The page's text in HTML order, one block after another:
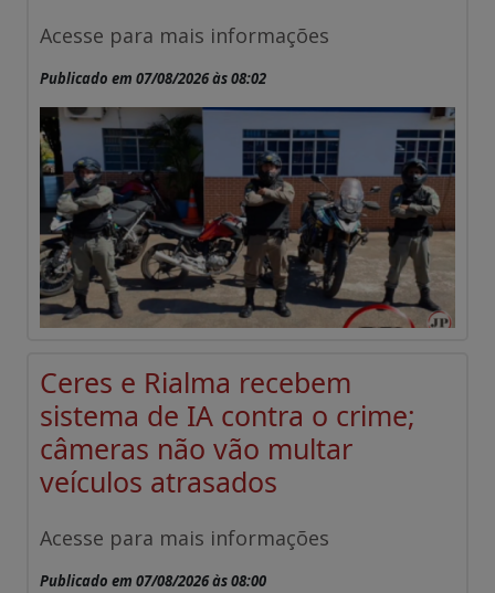
Acesse para mais informações
Publicado em 07/08/2026 às 08:02
Ceres e Rialma recebem
sistema de IA contra o crime;
câmeras não vão multar
veículos atrasados
Acesse para mais informações
Publicado em 07/08/2026 às 08:00